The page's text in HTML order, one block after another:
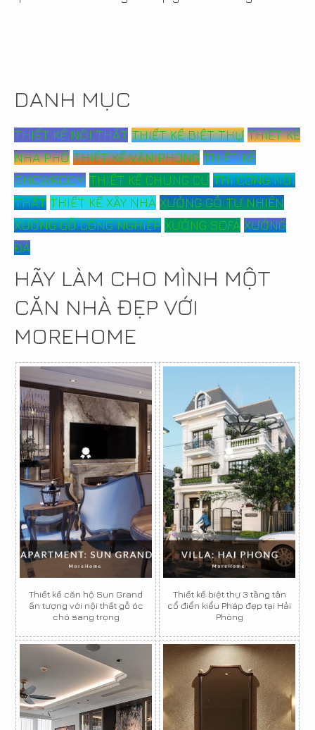
DANH MỤC
THIẾT KẾ NỘI THẤT THIẾT KẾ BIỆT THỰ THIẾT KẾ
NHÀ PHỐ THIẾT KẾ VĂN PHÒNG THIẾT KẾ
SHOWROOM THIẾT KẾ CHUNG CƯ THI CÔNG NỘI
THẤT THIẾT KẾ XÂY NHÀ XƯỞNG GỖ TỰ NHIÊN
XƯỞNG GỖ CÔNG NGHIỆP XƯỞNG SOFA XƯỞNG
ĐÁ
HÃY LÀM CHO MÌNH MỘT
CĂN NHÀ ĐẸP VỚI
MOREHOME
Thiết kế căn hộ Sun Grand
ấn tượng với nội thất gỗ óc
chó sang trọng
Thiết kế biệt thự 3 tầng tân
cổ điển kiểu Pháp đẹp tại Hải
Phòng